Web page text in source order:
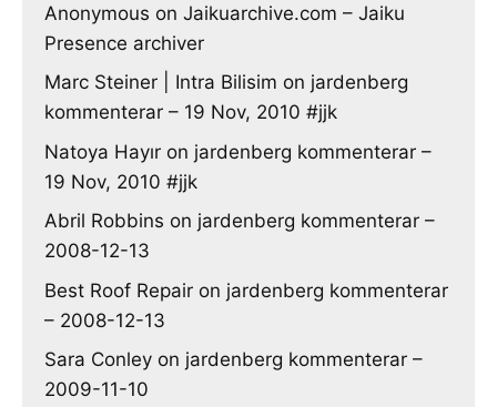
Anonymous on Jaikuarchive.com – Jaiku
Presence archiver
Marc Steiner | Intra Bilisim on jardenberg
kommenterar – 19 Nov, 2010 #jjk
Natoya Hayır on jardenberg kommenterar –
19 Nov, 2010 #jjk
Abril Robbins on jardenberg kommenterar –
2008-12-13
Best Roof Repair on jardenberg kommenterar
– 2008-12-13
Sara Conley on jardenberg kommenterar –
2009-11-10